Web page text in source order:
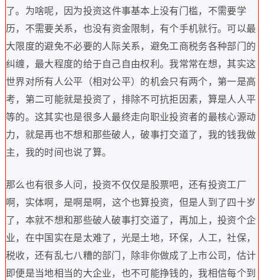
了。 为啥呢， 因为投资这件事基本上没有门槛， 不需要学
历， 不需要关系， 也没有资金限制， 有个手机就行。 可以最
大限度的避免不必要的人际关系， 避免工商税务各种部门的
纠缠， 最大程度的给于自己自由权利。我常常在想，其实这
世界对所有人公平 （相对公平） 的机会只有两个， 第一是高
考， 第二可能就是投资了 ， 排除不可抗拒因素， 算是人人平
等的。 这其实也是很多人最终走向职业投资者的最核心源动
力， 就是再也不想和那些破人，破事打交道了， 我的钱我做
主， 我的时间也说了算。
那么也有很多人问， 投资不仅仅是股票吧，还有投资工厂
啊， 实体啊， 是啊是啊， 这个也算投资， 但是人到了四十岁
了， 本就不想和那些破人破事打交道了， 再加上，投资个企
业， 在中国实在是太难了 ， 光是土地，环保， 人工，社保，
税收， 还有乱七八糟的部门， 除非你做成了上市公司， 估计
即便是当地相当的大企业， 也不可能挣钱的，我相信每个到